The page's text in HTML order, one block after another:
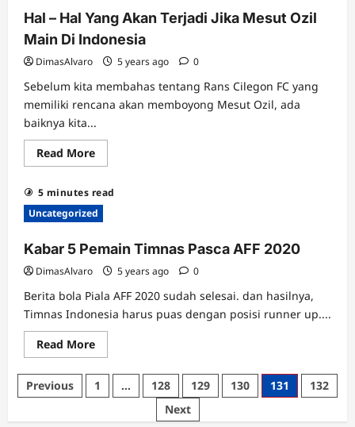
Minta
Pemain
Keturunan
Untuk
Dinaturalisasi
Membawa
Timnas
Indonesia
Hal – Hal Yang Akan Terjadi Jika Mesut Ozil
Main Di Indonesia
DimasAlvaro 5 years ago 0
Sebelum kita membahas tentang Rans Cilegon FC yang
memiliki rencana akan memboyong Mesut Ozil, ada
baiknya kita...
Read MoreRead
more
Hal
–
Hal
Yang
Terjadi
Jika
Mesut
Ozil
Di
Indonesia
5 minutes read
Uncategorized
Kabar 5 Pemain Timnas Pasca AFF 2020
DimasAlvaro 5 years ago 0
Berita bola Piala AFF 2020 sudah selesai. dan hasilnya,
Timnas Indonesia harus puas dengan posisi runner up....
Read MoreRead
more
Kabar
5
Pemain
Pasca
Posts
Previous 1 … 128 129 130 131
132
Next